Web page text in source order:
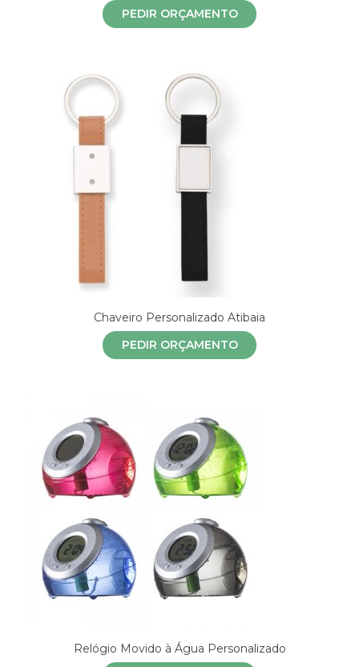
PEDIR ORÇAMENTO
Chaveiro Personalizado Atibaia
PEDIR ORÇAMENTO
Relógio Movido à Água Personalizado